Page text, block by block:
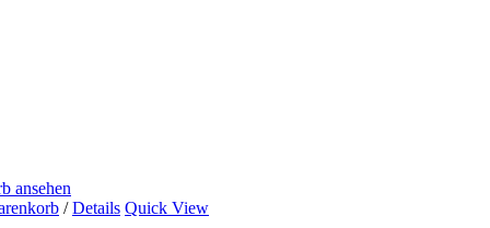
ansehen
/ Details Quick View